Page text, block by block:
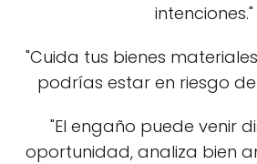
intenciones."
"Cuida tus bienes
podrías estar en riesgo
"El engaño puede venir
oportunidad, analiza bien